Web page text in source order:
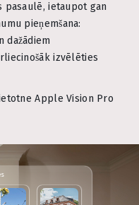
pasaulē, ietaupot gan
pieņemšana:
dažādiem
izvēlēties
Apple Vision Pro